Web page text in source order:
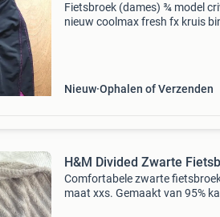
Fietsbroek (dames) ¾ model
nieuw coolmax fresh fx kruis
Nieuw Ophalen of Verzenden
H&M Divided Zwarte
Comfortabele zwarte
maat xxs. Gemaakt van 95%